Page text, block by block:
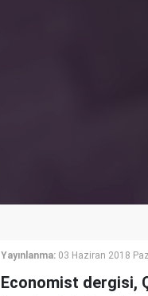
Yayınlanma: 03 Haziran 2018
Economist dergisi,